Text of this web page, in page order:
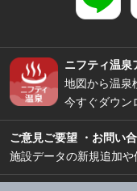
ニフティ温泉
地図から温泉
今すぐダウン
ご意見ご要望 ・お問い
施設データの新規追加